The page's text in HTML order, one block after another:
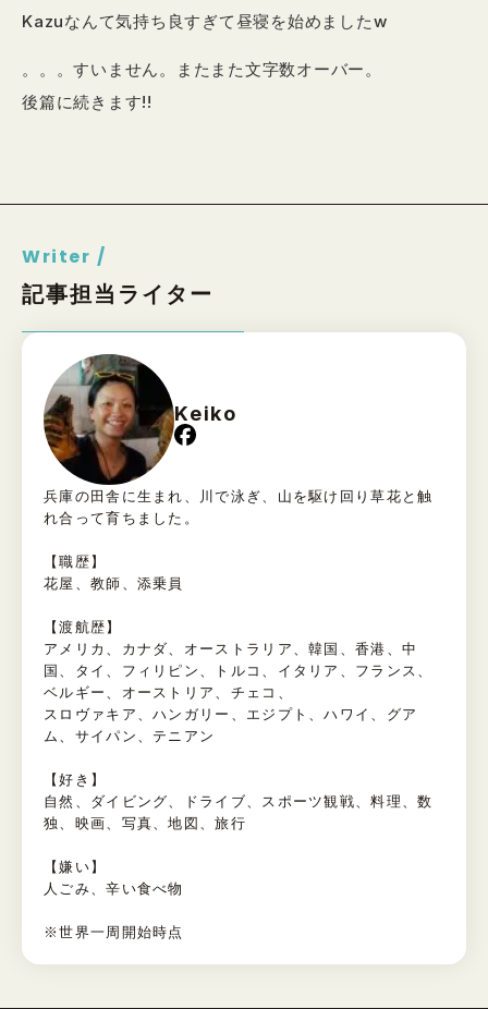
Kazuなんて気持ち良すぎて昼寝を始めましたw
。。。すいません。またまた文字数オーバー。
後篇に続きます!!
Writer /
記事担当ライター
Keiko
兵庫の田舎に生まれ、川で泳ぎ、山を駆け回り草花と触
れ合って育ちました。
【職歴】
花屋、教師、添乗員
【渡航歴】
アメリカ、カナダ、オーストラリア、韓国、香港、中
国、タイ、フィリピン、トルコ、イタリア、フランス、
ベルギー、オーストリア、チェコ、
スロヴァキア、ハンガリー、エジプト、ハワイ、グア
ム、サイパン、テニアン
【好き】
自然、ダイビング、ドライブ、スポーツ観戦、料理、数
独、映画、写真、地図、旅行
【嫌い】
人ごみ、辛い食べ物
※世界一周開始時点